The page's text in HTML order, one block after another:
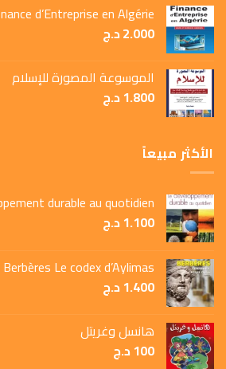
d’Entreprise en Algérie
2.000د.ج
الموسوعة المصورة للإسلام
1.800د.ج
الأكثر مبيعاً
durable au quotidien
1.100د.ج
Berbères Le codex d’Aylimas
1.400د.ج
هانسل وغريتل
100د.ج